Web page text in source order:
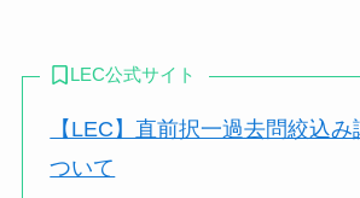
LEC公式サイト
【LEC】直前択一過去問絞込
ついて